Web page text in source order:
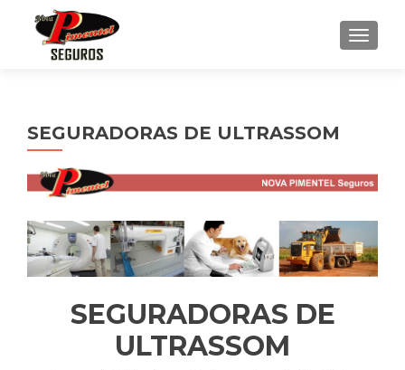
SEGURADORAS DE ULTRASSOM
SEGURADORAS DE
ULTRASSOM